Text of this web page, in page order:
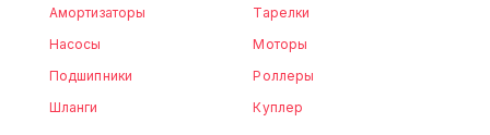
Амортизаторы
Насосы
Подшипники
Шланги
Тарелки
Моторы
Роллеры
Куплер